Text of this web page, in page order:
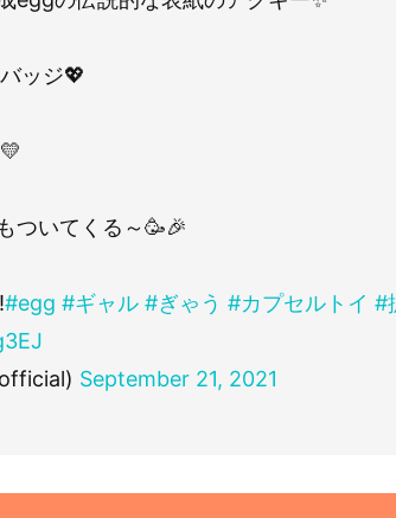
ッジ💖
ついてくる～🥳🎉
#egg #ギャル #ぎゃう #カプセルトイ #
September 21, 2021